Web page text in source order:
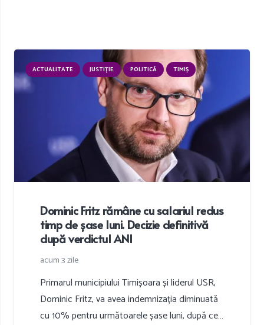
ACTUALITATE JUSTIȚIE POLITICĂ TIMIȘ
Dominic Fritz rămâne cu salariul redus
timp de șase luni. Decizie definitivă
după verdictul ANI
acum 3 zile
Primarul municipiului Timișoara și liderul USR,
Dominic Fritz, va avea indemnizația diminuată
cu 10% pentru următoarele șase luni, după ce…